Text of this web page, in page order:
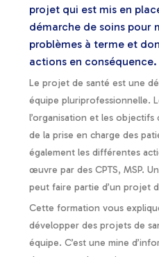
projet qui est mis en
démarche de soins pour
problèmes à terme et
actions en conséquence.
Le projet de santé est une
équipe pluriprofessionnelle.
l’organisation et les objectifs
de la prise en charge des
également les différentes
œuvre par des CPTS, MSP.
peut faire partie d’un projet
Cette formation vous
développer des projets de
équipe. C’est une mine